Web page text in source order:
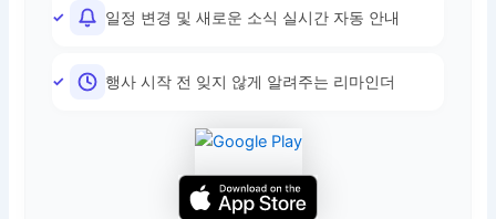
일정 변경 및 새로운 소식 실시간 자동 안내
행사 시작 전 잊지 않게 알려주는 리마인더